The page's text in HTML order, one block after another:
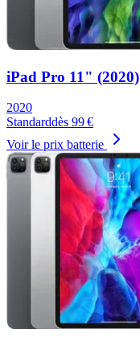
iPad Pro 11" (2020)
2020
Standarddès 99€
Voir le prix batterie